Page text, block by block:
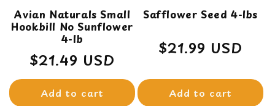
Avian Naturals Small
Hookbill No Sunflower
4-lb
Regular
price
$21.49 USD
Add to cart
Safflower Seed 4-lbs
Regular
$21.99 USD
Add to cart